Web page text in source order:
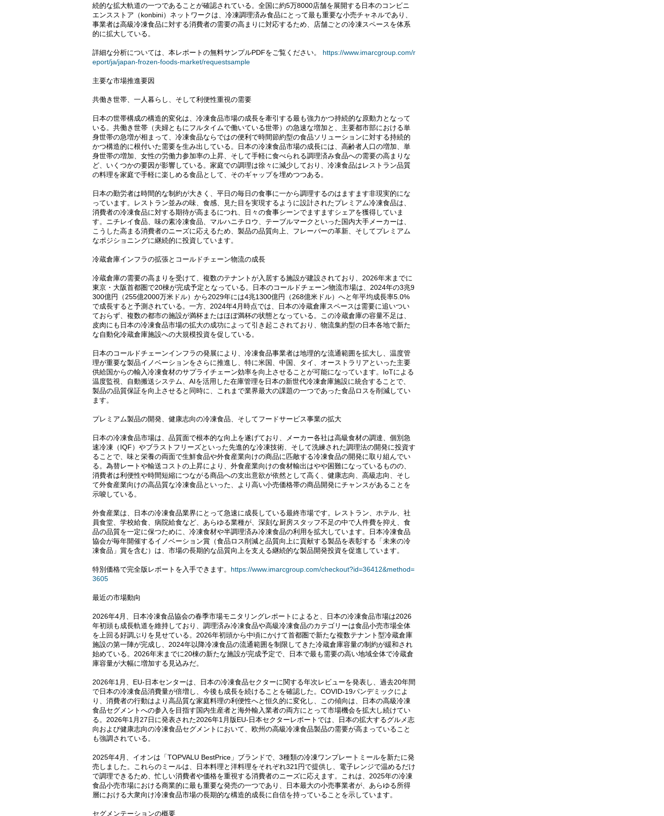
続的な拡大軌道の一つであることが確認されている。全国に約5万8000店舗を展開する日本のコンビニ
エンスストア（konbini）ネットワークは、冷凍調理済み食品にとって最も重要な小売チャネルであり、
事業者は高級冷凍食品に対する消費者の需要の高まりに対応するため、店舗ごとの冷凍スペースを体系
的に拡大している。
詳細な分析については、本レポートの無料サンプルPDFをご覧ください。 https://www.imarcgroup.com/r
eport/ja/japan-frozen-foods-market/requestsample
主要な市場推進要因
共働き世帯、一人暮らし、そして利便性重視の需要
日本の世帯構成の構造的変化は、冷凍食品市場の成長を牽引する最も強力かつ持続的な原動力となって
いる。共働き世帯（夫婦ともにフルタイムで働いている世帯）の急速な増加と、主要都市部における単
身世帯の急増が相まって、冷凍食品ならではの便利で時間節約型の食品ソリューションに対する持続的
かつ構造的に根付いた需要を生み出している。日本の冷凍食品市場の成長には、高齢者人口の増加、単
身世帯の増加、女性の労働力参加率の上昇、そして手軽に食べられる調理済み食品への需要の高まりな
ど、いくつかの要因が影響している。家庭での調理は徐々に減少しており、冷凍食品はレストラン品質
の料理を家庭で手軽に楽しめる食品として、そのギャップを埋めつつある。
日本の勤労者は時間的な制約が大きく、平日の毎日の食事に一から調理するのはますます非現実的にな
っています。レストラン並みの味、食感、見た目を実現するように設計されたプレミアム冷凍食品は、
消費者の冷凍食品に対する期待が高まるにつれ、日々の食事シーンでますますシェアを獲得していま
す。ニチレイ食品、味の素冷凍食品、マルハニチロウ、テーブルマークといった国内大手メーカーは、
こうした高まる消費者のニーズに応えるため、製品の品質向上、フレーバーの革新、そしてプレミアム
なポジショニングに継続的に投資しています。
冷蔵倉庫インフラの拡張とコールドチェーン物流の成長
冷蔵倉庫の需要の高まりを受けて、複数のテナントが入居する施設が建設されており、2026年末までに
東京・大阪首都圏で20棟が完成予定となっている。日本のコールドチェーン物流市場は、2024年の3兆9
300億円（255億2000万米ドル）から2029年には4兆1300億円（268億米ドル）へと年平均成長率5.0%
で成長すると予測されている。一方、2024年4月時点では、日本の冷蔵倉庫スペースは需要に追いつい
ておらず、複数の都市の施設が満杯またはほぼ満杯の状態となっている。この冷蔵倉庫の容量不足は、
皮肉にも日本の冷凍食品市場の拡大の成功によって引き起こされており、物流集約型の日本各地で新た
な自動化冷蔵倉庫施設への大規模投資を促している。
日本のコールドチェーンインフラの発展により、冷凍食品事業者は地理的な流通範囲を拡大し、温度管
理が重要な製品イノベーションをさらに推進し、特に米国、中国、タイ、オーストラリアといった主要
供給国からの輸入冷凍食材のサプライチェーン効率を向上させることが可能になっています。IoTによる
温度監視、自動搬送システム、AIを活用した在庫管理を日本の新世代冷凍倉庫施設に統合することで、
製品の品質保証を向上させると同時に、これまで業界最大の課題の一つであった食品ロスを削減してい
ます。
プレミアム製品の開発、健康志向の冷凍食品、そしてフードサービス事業の拡大
日本の冷凍食品市場は、品質面で根本的な向上を遂げており、メーカー各社は高級食材の調達、個別急
速冷凍（IQF）やブラストフリーズといった先進的な冷凍技術、そして洗練された調理法の開発に投資す
ることで、味と栄養の両面で生鮮食品や外食産業向けの商品に匹敵する冷凍食品の開発に取り組んでい
る。為替レートや輸送コストの上昇により、外食産業向けの食材輸出はやや困難になっているものの、
消費者は利便性や時間短縮につながる商品への支出意欲が依然として高く、健康志向、高級志向、そし
て外食産業向けの高品質な冷凍食品といった、より高い小売価格帯の商品開発にチャンスがあることを
示唆している。
外食産業は、日本の冷凍食品業界にとって急速に成長している最終市場です。レストラン、ホテル、社
員食堂、学校給食、病院給食など、あらゆる業種が、深刻な厨房スタッフ不足の中で人件費を抑え、食
品の品質を一定に保つために、冷凍食材や半調理済み冷凍食品の利用を拡大しています。日本冷凍食品
協会が毎年開催するイノベーション賞（食品ロス削減と品質向上に貢献する製品を表彰する「未来の冷
凍食品」賞を含む）は、市場の長期的な品質向上を支える継続的な製品開発投資を促進しています。
特別価格で完全版レポートを入手できます。 https://www.imarcgroup.com/checkout?id=36412&method=
3605
最近の市場動向
2026年4月、日本冷凍食品協会の春季市場モニタリングレポートによると、日本の冷凍食品市場は2026
年初頭も成長軌道を維持しており、調理済み冷凍食品や高級冷凍食品のカテゴリーは食品小売市場全体
を上回る好調ぶりを見せている。2026年初頭から中頃にかけて首都圏で新たな複数テナント型冷蔵倉庫
施設の第一陣が完成し、2024年以降冷凍食品の流通範囲を制限してきた冷蔵倉庫容量の制約が緩和され
始めている。2026年末までに20棟の新たな施設が完成予定で、日本で最も需要の高い地域全体で冷蔵倉
庫容量が大幅に増加する見込みだ。
2026年1月、EU-日本センターは、日本の冷凍食品セクターに関する年次レビューを発表し、過去20年間
で日本の冷凍食品消費量が倍増し、今後も成長を続けることを確認した。COVID-19パンデミックによ
り、消費者の行動はより高品質な家庭料理の利便性へと恒久的に変化し、この傾向は、日本の高級冷凍
食品セグメントへの参入を目指す国内生産者と海外輸入業者の両方にとって市場機会を拡大し続けてい
る。2026年1月27日に発表された2026年1月版EU-日本セクターレポートでは、日本の拡大するグルメ志
向および健康志向の冷凍食品セグメントにおいて、欧州の高級冷凍食品製品の需要が高まっていること
も強調されている。
2025年4月、イオンは「TOPVALU BestPrice」ブランドで、3種類の冷凍ワンプレートミールを新たに発
売しました。これらのミールは、日本料理と洋料理をそれぞれ321円で提供し、電子レンジで温めるだけ
で調理できるため、忙しい消費者や価格を重視する消費者のニーズに応えます。これは、2025年の冷凍
食品小売市場における商業的に最も重要な発売の一つであり、日本最大の小売事業者が、あらゆる所得
層における大衆向け冷凍食品市場の長期的な構造的成長に自信を持っていることを示しています。
セグメンテーションの概要